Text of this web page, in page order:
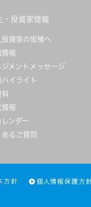
・投資家情報
投資家の皆様へ
情報
ジメントメッセージ
ハイライト
料
情報
レンダー
あるご質問